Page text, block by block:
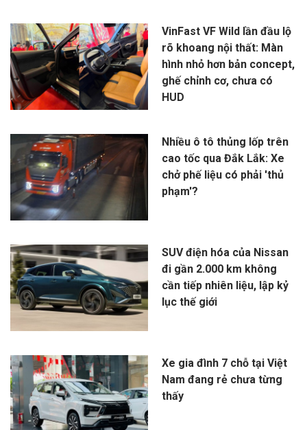
VinFast VF Wild lần đầu lộ
rõ khoang nội thất: Màn
hình nhỏ hơn bản concept,
ghế chỉnh cơ, chưa có
HUD
Nhiều ô tô thủng lốp trên
cao tốc qua Đắk Lắk: Xe
chở phế liệu có phải 'thủ
phạm'?
SUV điện hóa của Nissan
đi gần 2.000 km không
cần tiếp nhiên liệu, lập kỷ
lục thế giới
Xe gia đình 7 chỗ tại Việt
Nam đang rẻ chưa từng
thấy